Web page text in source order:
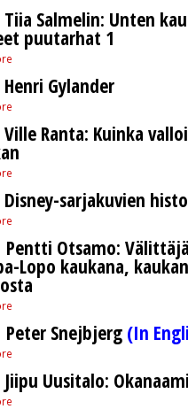
Tiia Salmelin: Unten
puutarhat 1
Henri Gylander
Ville Ranta: Kuinka
Disney-sarjakuvien
Pentti Otsamo:
Lopo kaukana,
Peter Snejbjerg (In
Jiipu Uusitalo: